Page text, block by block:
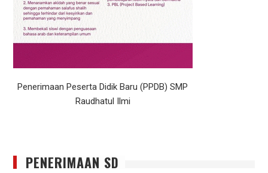
Penerimaan Peserta Didik Baru (PPDB) SMP
Raudhatul Ilmi
PENERIMAAN SD